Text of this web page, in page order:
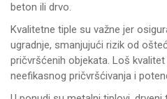
beton ili drvo.
Kvalitetne tiple su važne jer
ugradnje, smanjujući rizik od
pričvršćenih objekata. Loš
neefikasnog pričvršćivanja i